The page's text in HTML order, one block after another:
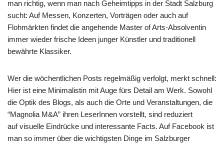
man richtig, wenn man nach Geheimtipps in der Stadt Salzburg
sucht: Auf Messen, Konzerten, Vorträgen oder auch auf
Flohmärkten findet die angehende Master of Arts-Absolventin
immer wieder frische Ideen junger Künstler und traditionell
bewährte Klassiker.
Wer die wöchentlichen Posts regelmäßig verfolgt, merkt schnell:
Hier ist eine Minimalistin mit Auge fürs Detail am Werk. Sowohl
die Optik des Blogs, als auch die Orte und Veranstaltungen, die
“Magnolia M&A” ihren LeserInnen vorstellt, sind reduziert
auf visuelle Eindrücke und interessante Facts. Auf Facebook ist
man so immer über die wichtigsten Dinge im Salzburger